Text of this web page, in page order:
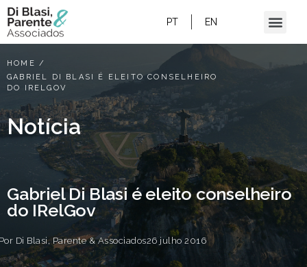
PT EN
HOME /
GABRIEL DI BLASI É ELEITO CONSELHEIRO
DO IRELGOV
Notícia
Gabriel Di Blasi é eleito conselheiro
do IRelGov
Di Blasi, Parente & Associados26 julho 2016